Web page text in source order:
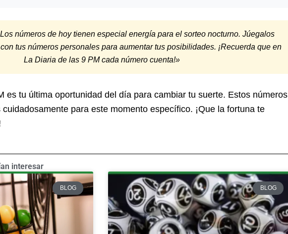
números de hoy tienen especial energía para el sorteo nocturno. Júegalos
tus números personales para aumentar tus posibilidades. ¡Recuerda que en
La Diaria de las 9 PM cada número cuenta!»
es tu última oportunidad del día para cambiar tu suerte. Estos números
para este momento específico. ¡Que la fortuna te
interesar
BLOG BLOG